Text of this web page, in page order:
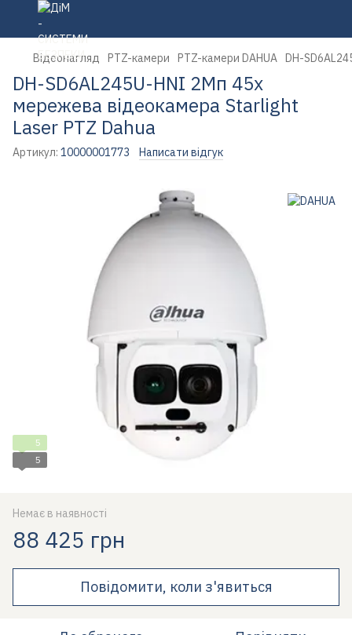
Відеонагляд PTZ-камери PTZ-камери DAHUA DH-
DH-SD6AL245U-HNI 2Мп 45x
мережева відеокамера Starlight
Laser PTZ Dahua
Артикул: 10000001773 Написати відгук
5
5
Немає в наявності
88 425 грн
Повідомити, коли з'явиться